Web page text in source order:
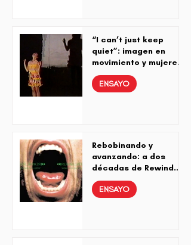
“I can’t just keep
quiet”: imagen en
movimiento y mujeres
radicales
ENSAYO
Rebobinando y
avanzando: a dos
décadas de Rewind…
Rewind…
ENSAYO